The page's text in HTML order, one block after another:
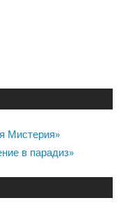
Мистерия»
в парадиз»